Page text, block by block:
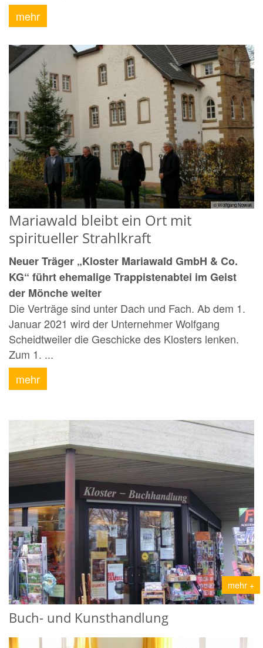
mehr
© Wolfgang Nowak
Mariawald bleibt ein Ort mit
spiritueller Strahlkraft
Neuer Träger „Kloster Mariawald GmbH & Co.
KG“ führt ehemalige Trappistenabtei im Geist
der Mönche weiter
Die Verträge sind unter Dach und Fach. Ab dem 1.
Januar 2021 wird der Unternehmer Wolfgang
Scheidtweiler die Geschicke des Klosters lenken.
Zum 1. ...
mehr
mehr +
Buch- und Kunsthandlung